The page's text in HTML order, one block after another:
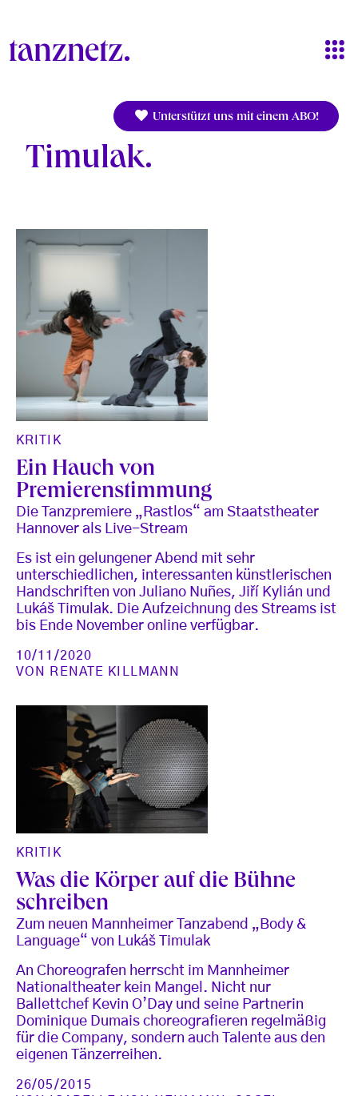
Unterstützt uns mit einem ABO!
Timulak
KRITIK
Ein Hauch von
Premierenstimmung
Die Tanzpremiere „Rastlos“ am Staatstheater
Hannover als Live-Stream
Es ist ein gelungener Abend mit sehr
unterschiedlichen, interessanten künstlerischen
Handschriften von Juliano Nuñes, Jiří Kylián und
Lukáš Timulak. Die Aufzeichnung des Streams ist
bis Ende November online verfügbar.
10/11/2020
VON
RENATE KILLMANN
KRITIK
Was die Körper auf die Bühne
schreiben
Zum neuen Mannheimer Tanzabend „Body &
Language“ von Lukáš Timulak
An Choreografen herrscht im Mannheimer
Nationaltheater kein Mangel. Nicht nur
Ballettchef Kevin O’Day und seine Partnerin
Dominique Dumais choreografieren regelmäßig
für die Company, sondern auch Talente aus den
eigenen Tänzerreihen.
26/05/2015